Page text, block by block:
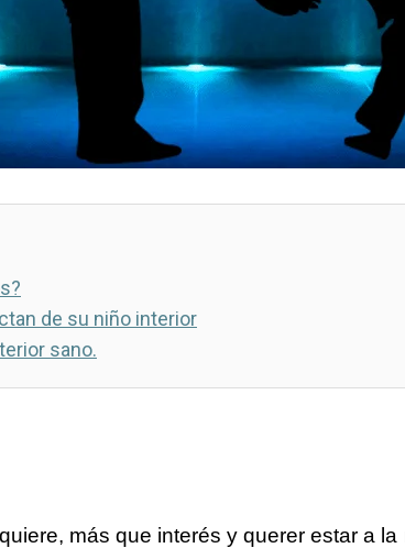
de su niño interior
sano.
más que interés y querer estar a